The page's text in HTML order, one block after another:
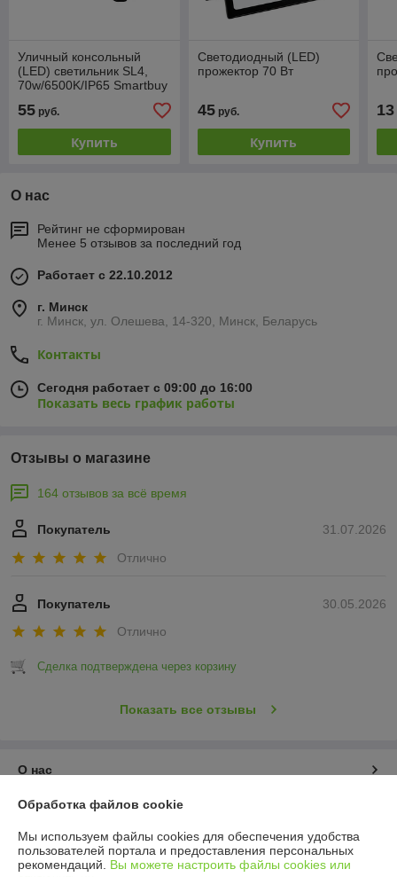
Уличный консольный
(LED) светильник SL4,
70w/6500K/IP65 Smartbuy
55 руб.
Купить
Светодиодный (LED)
прожектор 70 Вт
45руб.
Купить
13
О нас
Рейтинг не сформирован
Менее 5 отзывов за последний год
Работает с 22.10.2012
г. Минск
г. Минск, ул. Олешева, 14-320, Минск, Беларусь
Контакты
Сегодня работает с 09:00 до 16:00
Показать весь график работы
Отзывы о магазине
164 отзывов за всё время
31.07.2026
Покупатель
Отлично
30.05.2026
Покупатель
Отлично
Сделка подтверждена через корзину
Показать все отзывы
О нас
Контакты
Доставка и оплата
Обработка файлов cookie
Мы используем файлы cookies для обеспечения удобства
пользователей портала и предоставления персональных
рекомендаций. Вы можете настроить файлы cookies или